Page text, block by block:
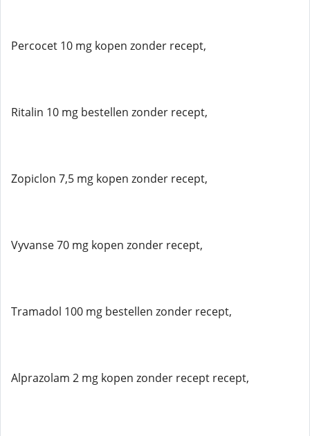
Percocet 10 mg kopen zonder recept,
Ritalin 10 mg bestellen zonder recept,
Zopiclon 7,5 mg kopen zonder recept,
Vyvanse 70 mg kopen zonder recept,
Tramadol 100 mg bestellen zonder recept,
Alprazolam 2 mg kopen zonder recept recept,